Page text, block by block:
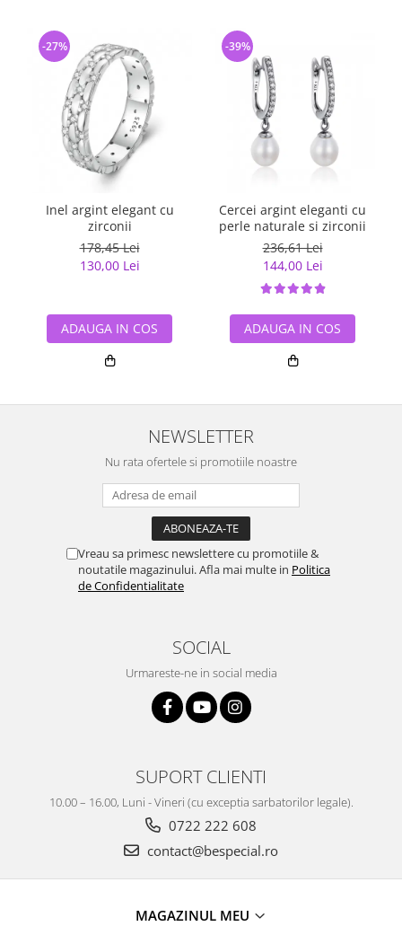
Inel argint elegant cu
zirconii
178,45 Lei
130,00 Lei
-27%
ADAUGA IN COS
Cercei argint eleganti cu
perle naturale si zirconii
236,61 Lei
144,00 Lei
-39%
ADAUGA IN COS
NEWSLETTER
Nu rata ofertele si promotiile noastre
Vreau sa primesc newslettere cu promotiile &
noutatile magazinului. Afla mai multe in Politica
de Confidentialitate
SOCIAL
Urmareste-ne in social media
SUPORT CLIENTI
10.00 – 16.00, Luni - Vineri (cu exceptia sarbatorilor legale).
0722 222 608
contact@bespecial.ro
MAGAZINUL MEU